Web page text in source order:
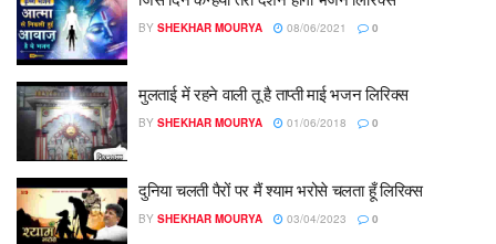
BY SHEKHAR MOURYA 08/06/2021 0
मुलताई में रहने वाली तू है ताप्ती माई भजन लिरिक्स
BY SHEKHAR MOURYA 01/06/2018 0
दुनिया चलती पैरों पर मैं श्याम भरोसे चलता हूँ लिरिक्स
BY SHEKHAR MOURYA 03/04/2023 0